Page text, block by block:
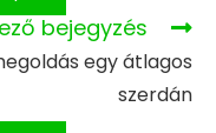
bejegyzés
egy átlagos
szerdán